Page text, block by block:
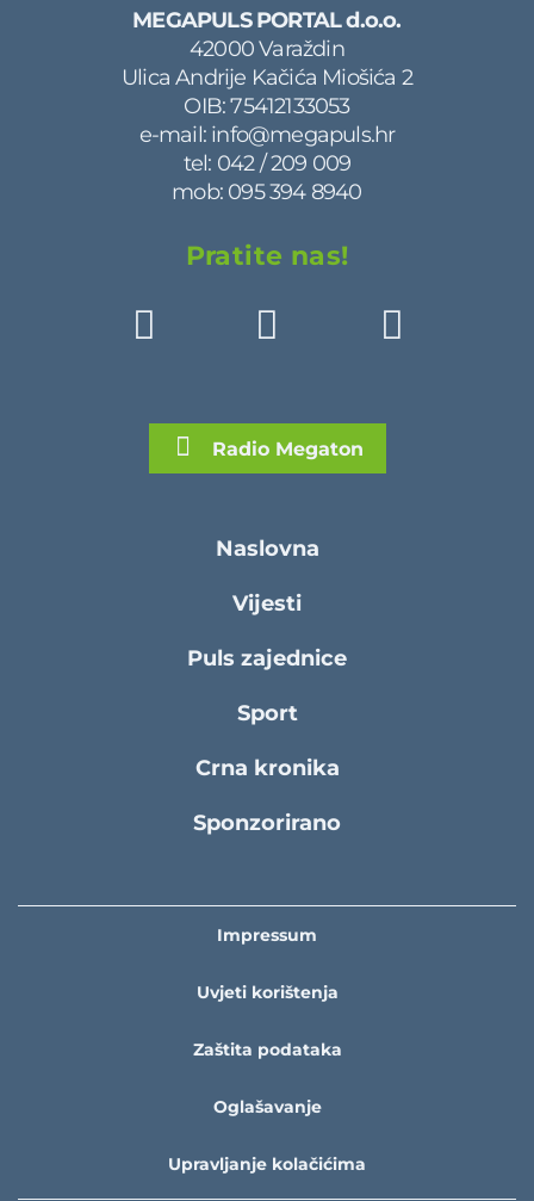
MEGAPULS PORTAL d.o.o.
42000 Varaždin
Ulica Andrije Kačića Miošića 2
OIB: 75412133053
e-mail: info@megapuls.hr
tel: 042 / 209 009
mob: 095 394 8940
Pratite nas!
Radio Megaton
Naslovna
Vijesti
Puls zajednice
Sport
Crna kronika
Sponzorirano
Impressum
Uvjeti korištenja
Zaštita podataka
Oglašavanje
Upravljanje kolačićima